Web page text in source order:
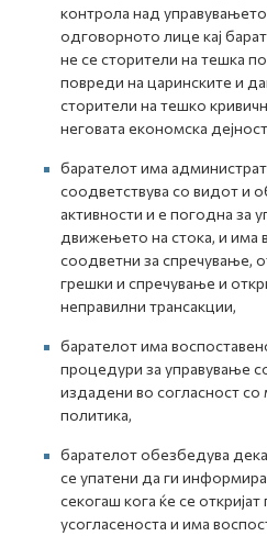
контрола над
одговорното лице кај
не се сторители на тешка
повреди на царинските и
сторители на тешко
неговата економска
барателот има
соодветствува со видот и
активности и е погодна за
движењето на стока, и има
соодветни за спречување,
грешки и спречување и
неправилни трансакции,
барателот има
процедури за управување
издадени во согласност со
политика,
барателот обезбедува
се упатени да ги
секогаш кога ќе се
усогласеноста и има